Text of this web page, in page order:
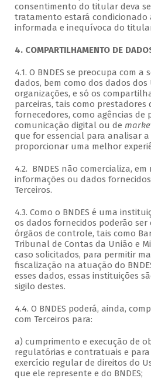
consentimento do titular deva
tratamento estará condicionado
informada e inequívoca do
4. COMPARTILHAMENTO DE
4.1. O BNDES se preocupa com a
dados, bem como dos dados dos
organizações, e só os
parceiras, tais como prestadores
fornecedores, como agências de
comunicação digital ou de
que for essencial para analisar a
proporcionar uma melhor
4.2. BNDES não comercializa,
informações ou dados
Terceiros.
4.3. Como o BNDES é uma
os dados fornecidos poderão
órgãos de controle, tais como
Tribunal de Contas da União e
caso solicitados, para permitir
fiscalização na atuação do
esses dados, essas instituições
sigilo destes.
4.4. O BNDES poderá, ainda,
com Terceiros para:
a) cumprimento e execução de
regulatórias e contratuais e
exercício regular de direitos do
que ele represente e do BNDES;